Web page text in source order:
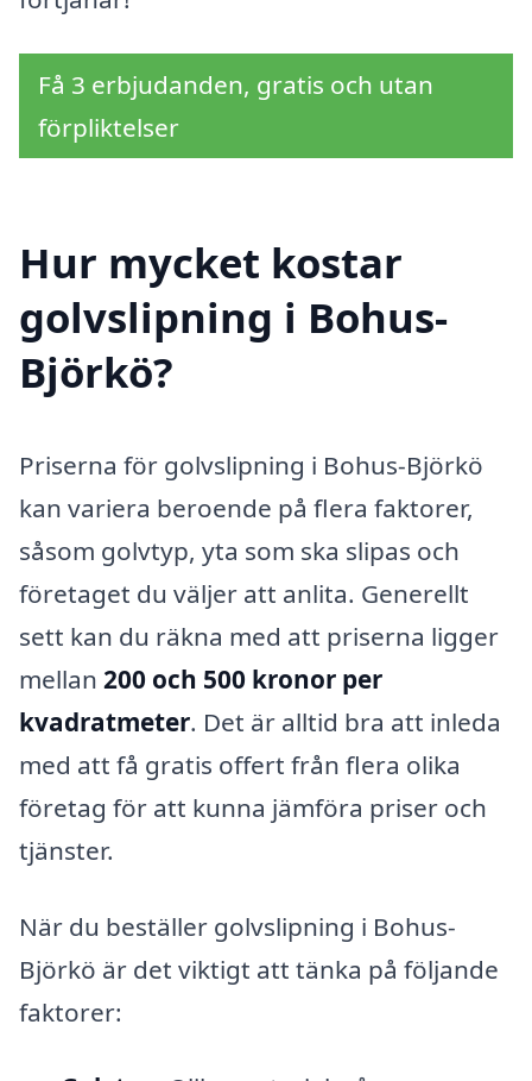
Få 3 erbjudanden, gratis och utan
förpliktelser
Hur mycket kostar
golvslipning i Bohus-
Björkö?
Priserna för golvslipning i Bohus-Björkö
kan variera beroende på flera faktorer,
såsom golvtyp, yta som ska slipas och
företaget du väljer att anlita. Generellt
sett kan du räkna med att priserna ligger
mellan 200 och 500 kronor per
kvadratmeter. Det är alltid bra att inleda
med att få gratis offert från flera olika
företag för att kunna jämföra priser och
tjänster.
När du beställer golvslipning i Bohus-
Björkö är det viktigt att tänka på följande
faktorer: